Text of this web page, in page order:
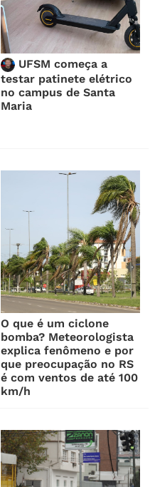
UFSM começa a
testar patinete elétrico
no campus de Santa
Maria
O que é um ciclone
bomba? Meteorologista
explica fenômeno e por
que preocupação no RS
é com ventos de até 100
km/h